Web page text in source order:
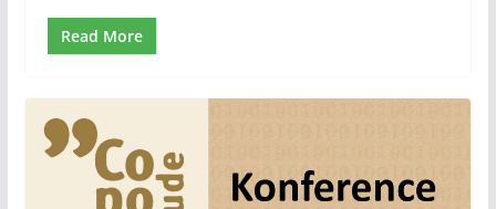
Read More